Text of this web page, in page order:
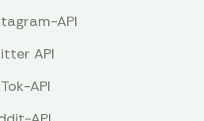
API
API
API